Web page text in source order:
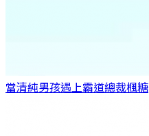
當清純男孩遇上霸道總裁楓糖